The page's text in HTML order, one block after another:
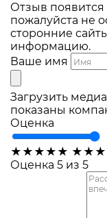
Отзыв
пожалуйста не
сторонние
информацию.
Ваше имя
Загрузить медиа
показаны
Оценка
★ ★ ★ ★ ★ ★ ★ ★
Оценка 5 из 5